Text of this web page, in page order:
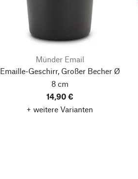
Münder Email
Emaille-Geschirr, Großer Becher Ø
8 cm
14,90 €
+ weitere Varianten